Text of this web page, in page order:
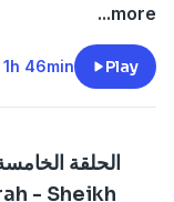
...more
1h 46min Play